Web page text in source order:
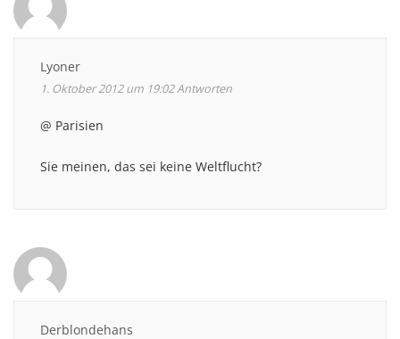
Lyoner
1. Oktober 2012 um 19:02Antworten
@ Parisien
Sie meinen, das sei keine Weltflucht?
Derblondehans